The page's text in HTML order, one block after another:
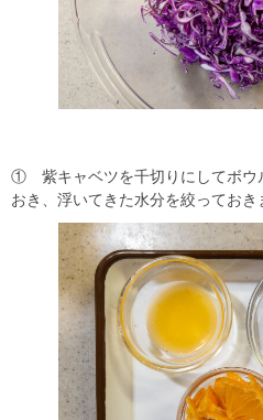
① 紫キャベツを千切りにしてボウ
おき、浮いてきた水分を絞っておき